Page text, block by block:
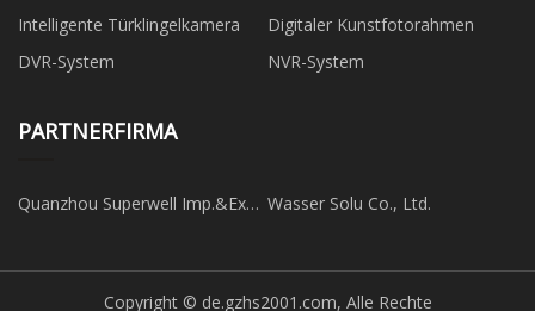
Intelligente Türklingelkamera
Digitaler Kunstfotorahmen
DVR-System
NVR-System
PARTNERFIRMA
Quanzhou Superwell Imp.&Exp.
Wasser Solu Co., Ltd.
Copyright © de.gzhs2001.com, Alle Rechte